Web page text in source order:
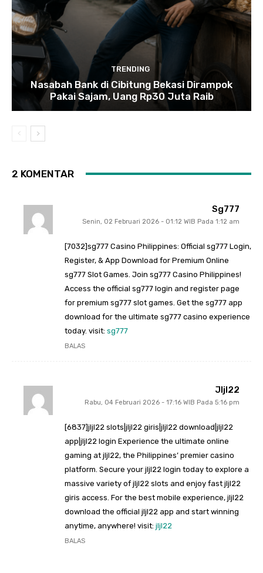
TRENDING
Nasabah Bank di Cibitung Bekasi Dirampok
Pakai Sajam, Uang Rp30 Juta Raib
2 KOMENTAR
Sg777
Senin, 02 Februari 2026 - 01:12 WIB Pada 1:12 am
[7032]sg777 Casino Philippines: Official sg777 Login,
Register, & App Download for Premium Online
sg777 Slot Games. Join sg777 Casino Philippines!
Access the official sg777 login and register page
for premium sg777 slot games. Get the sg777 app
download for the ultimate sg777 casino experience
today. visit: sg777
BALAS
Jljl22
Rabu, 04 Februari 2026 - 17:16 WIB Pada 5:16 pm
[6837]jljl22 slots|jljl22 giris|jljl22 download|jljl22
app|jljl22 login Experience the ultimate online
gaming at jljl22, the Philippines’ premier casino
platform. Secure your jljl22 login today to explore a
massive variety of jljl22 slots and enjoy fast jljl22
giris access. For the best mobile experience, jljl22
download the official jljl22 app and start winning
anytime, anywhere! visit: jljl22
BALAS